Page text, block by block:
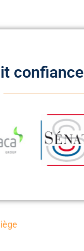
confiance